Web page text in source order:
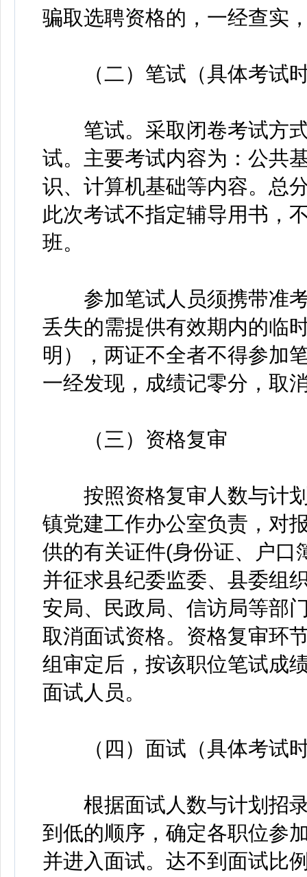
骗取选聘资格的，一经查实
（二）笔试（具体考试时
笔试。采取闭卷考试方式
试。主要考试内容为：公共
识、计算机基础等内容。总
此次考试不指定辅导用书，
班。
参加笔试人员须携带准考
丢失的需提供有效期内的临
明），两证不全者不得参加
一经发现，成绩记零分，取
（三）资格复审
按照资格复审人数与计划
镇党建工作办公室负责，对
供的有关证件(身份证、户口
并征求县纪委监委、县委组
安局、民政局、信访局等部
取消面试资格。资格复审环
组审定后，按该职位笔试成
面试人员。
（四）面试（具体考试时
根据面试人数与计划招录
到低的顺序，确定各职位参
并进入面试。达不到面试比